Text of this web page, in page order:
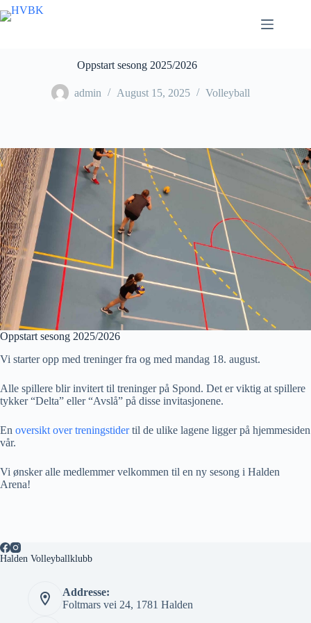
Skip
to
Oppstart sesong 2025/2026
admin August 15, 2025 Volleyball
Oppstart sesong 2025/2026
Vi starter opp med treninger fra og med mandag 18. august.
Alle spillere blir invitert til treninger på Spond. Det er viktig at spillere
tykker “Delta” eller “Avslå” på disse invitasjonene.
En oversikt over treningstidertil de ulike lagene ligger på hjemmesiden
vår.
Vi ønsker alle medlemmer velkommen til en ny sesong i Halden
Arena!
Halden Volleyballklubb
Addresse:
Foltmars vei 24, 1781 Halden